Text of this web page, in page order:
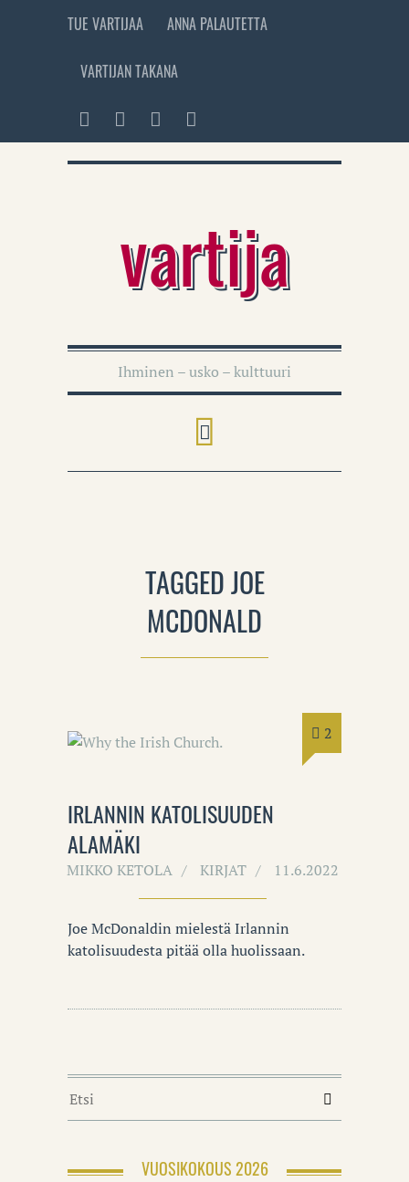
TUE VARTIJAA ANNA PALAUTETTA
VARTIJAN TAKANA
vartija
Ihminen – usko – kulttuuri
TAGGED JOE
MCDONALD
2
IRLANNIN KATOLISUUDEN
ALAMÄKI
MIKKO KETOLA KIRJAT 11.6.2022
Joe McDonaldin mielestä Irlannin
katolisuudesta pitää olla huolissaan.
VUOSIKOKOUS 2026